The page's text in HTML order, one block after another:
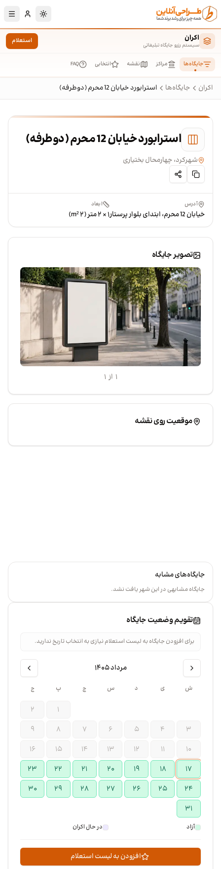
پرش به محتوای اصلی
تغییر به حالت
اکران
سیستم رزرو جایگاه تبلیغاتی استعلام
جایگاه‌ها مراکز نقشه انتخابی FAQ
اکران جایگاه‌ها استرابورد خیابان 12 محرم (دوطرفه)
استرابورد خیابان 12 محرم (دوطرفه)
شهرکرد، چهارمحال بختیاری
آدرس
خیابان 12 محرم، ابتدای بلوار پرستار
ابعاد
۱ × ۲ متر (۲ m²)
تصویر جایگاه
۱ از ۱
موقعیت روی نقشه
+
©
جایگاه‌های مشابه
جایگاه مشابهی در این شهر یافت نشد.
تقویم وضعیت جایگاه
برای افزودن جایگاه به لیست استعلام نیازی به انتخاب تاریخ ندارید.
مرداد ۱۴۰۵
ش ی د س چ پ ج
۱
۲
۳
۴ ۵ ۶ ۷ ۸
۹
۱۰
۱۱ ۱۲ ۱۳ ۱۴ ۱۵
۱۶
۱۷
۱۸ ۱۹ ۲۰ ۲۱ ۲۲
۲۳
۲۴
۲۵ ۲۶ ۲۷ ۲۸ ۲۹
۳۰
۳۱
آزاد در حال اکران
افزودن به لیست استعلام